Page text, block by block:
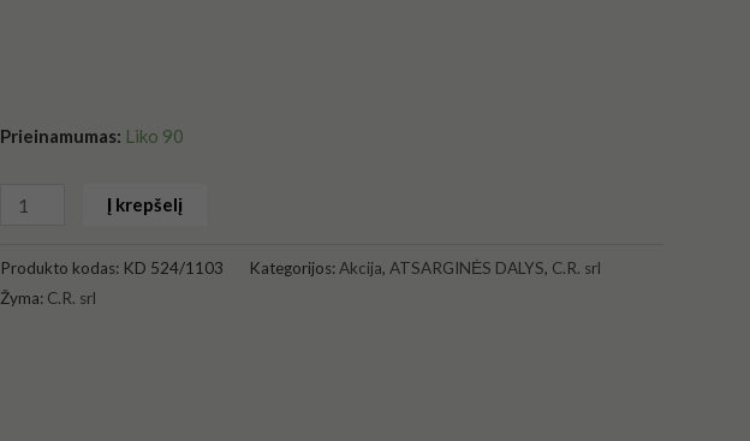
Prieinamumas: Liko 90
Į krepšelį
Produkto kodas: KD 524/1103 Kategorijos:Akcija, ATSARGINĖS DALYS, C.R. srl
Žyma: C.R. srl